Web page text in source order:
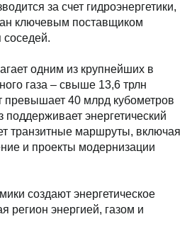
за счет гидроэнергетики,
ключевым поставщиком
соседей.
одним из крупнейших в
газа – свыше 13,6 трлн
превышает 40 млрд кубометров
поддерживает энергетический
транзитные маршруты, включая
и проекты модернизации
создают энергетическое
регион энергией, газом и